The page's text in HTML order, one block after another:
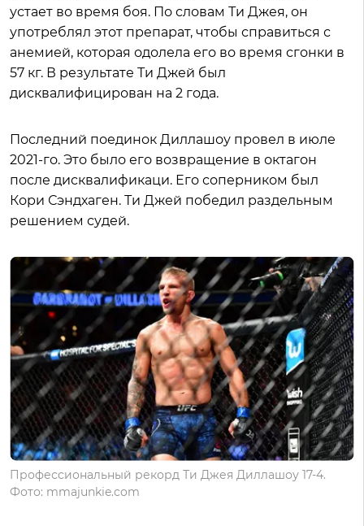
устает во время боя. По словам Ти Джея, он
употреблял этот препарат, чтобы справиться с
анемией, которая одолела его во время сгонки в
57 кг. В результате Ти Джей был
дисквалифицирован на 2 года.
Последний поединок Диллашоу провел в июле
2021-го. Это было его возвращение в октагон
после дисквалификаци. Его соперником был
Кори Сэндхаген. Ти Джей победил раздельным
решением судей.
Профессиональный рекорд Ти Джея Диллашоу 17-4.
Фото: mmajunkie.com